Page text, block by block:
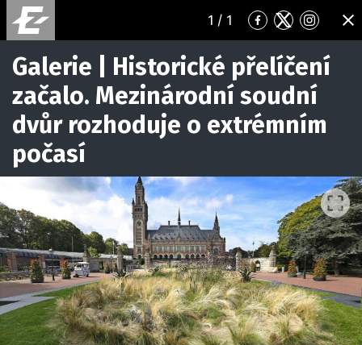
1 / 1
Přejít
na
Facebook
Přejít
na
Twitter
Přejít
na
Galerie | Historické přelíčení
začalo. Mezinárodní soudní
dvůr rozhoduje o extrémním
počasí